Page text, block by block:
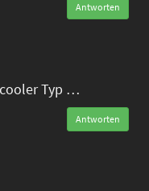
Antworten
Typ …
Antworten